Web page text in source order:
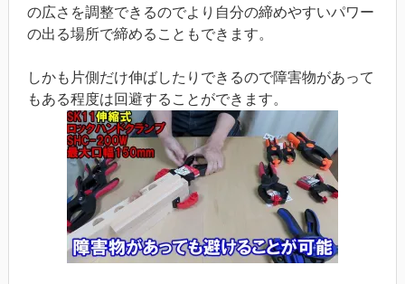
の広さを調整できるのでより自分の締めやすいパワー
の出る場所で締めることもできます。
しかも片側だけ伸ばしたりできるので障害物があって
もある程度は回避することができます。